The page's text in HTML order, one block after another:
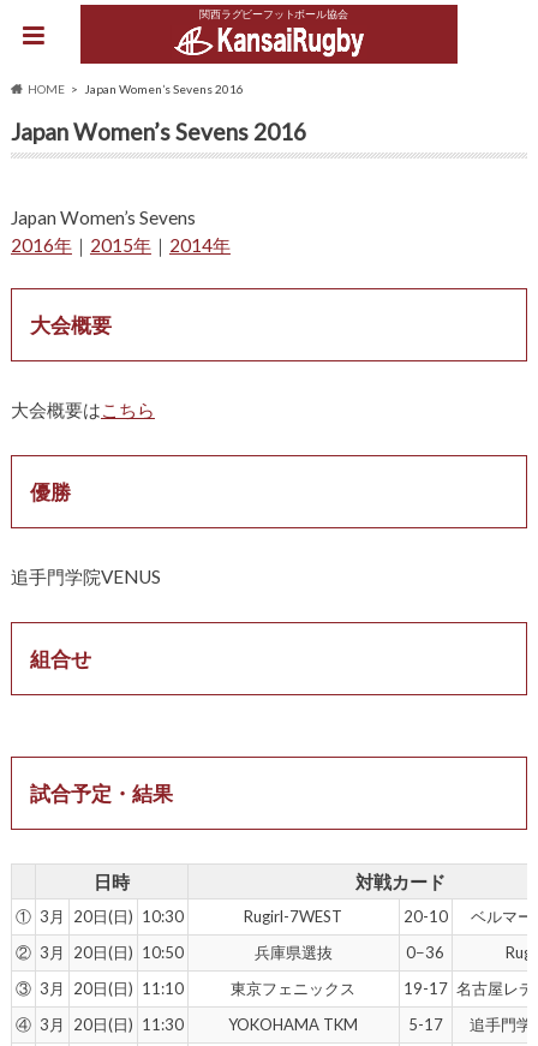
関西ラグビーフットボール協会
HOME Japan Women’s Sevens 2016
Japan Women’s Sevens 2016
Japan Women’s Sevens
2016年｜ 2015年｜ 2014年
大会概要
大会概要はこちら
優勝
追手門学院VENUS
組合せ
試合予定・結果
日時 対戦カード
① 3月 20日(日) 10:30 Rugirl-7WEST 20-10
ベルマー
② 3月 20日(日) 10:50 兵庫県選抜 0−36
③ 3月 20日(日) 11:10 東京フェニックス 19-17 名古屋レデ
④ 3月 20日(日) 11:30 YOKOHAMA TKM 5-17
追手門学